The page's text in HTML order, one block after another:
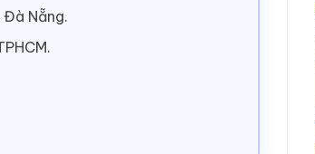
Đà Nẵng.